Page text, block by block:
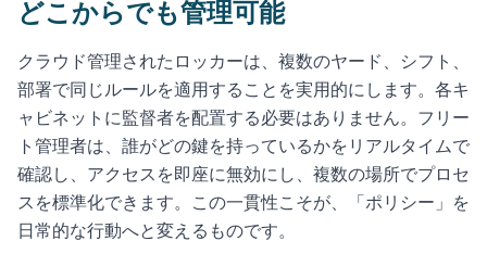
どこからでも管理可能
クラウド管理されたロッカーは、複数のヤード、シフト、
部署で同じルールを適用することを実用的にします。各キ
ャビネットに監督者を配置する必要はありません。フリー
ト管理者は、誰がどの鍵を持っているかをリアルタイムで
確認し、アクセスを即座に無効にし、複数の場所でプロセ
スを標準化できます。この一貫性こそが、「ポリシー」を
日常的な行動へと変えるものです。